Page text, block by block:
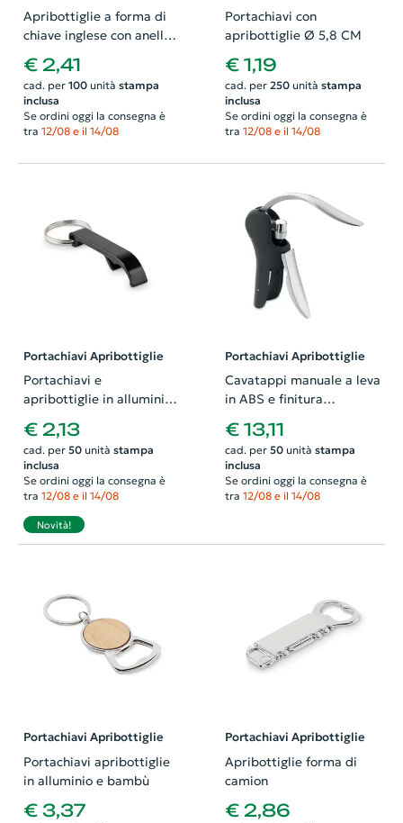
Apribottiglie a forma di
chiave inglese con anello
portachiavi
€ 2,41
cad. per 100unità stampa
inclusa
Se ordini oggi la consegna è
tra 12/08 e il 14/08
Portachiavi con
apribottiglie Ø 5,8 CM
€ 1,19
cad. per 250unità stampa
inclusa
Se ordini oggi la consegna è
tra 12/08 e il 14/08
Portachiavi Apribottiglie
Portachiavi e
apribottiglie in alluminio
€ 2,13
cad. per 50unità stampa
inclusa
Se ordini oggi la consegna è
tra 12/08 e il 14/08
Novità!
Portachiavi Apribottiglie
Cavatappi manuale a leva
in ABS e finitura
€ 13,11
cad. per 50unità stampa
inclusa
Se ordini oggi la consegna è
tra 12/08 e il 14/08
Portachiavi Apribottiglie
Portachiavi apribottiglie
in alluminio e bambù
€ 3,37
Portachiavi Apribottiglie
Apribottiglie forma di
camion
€ 2,86